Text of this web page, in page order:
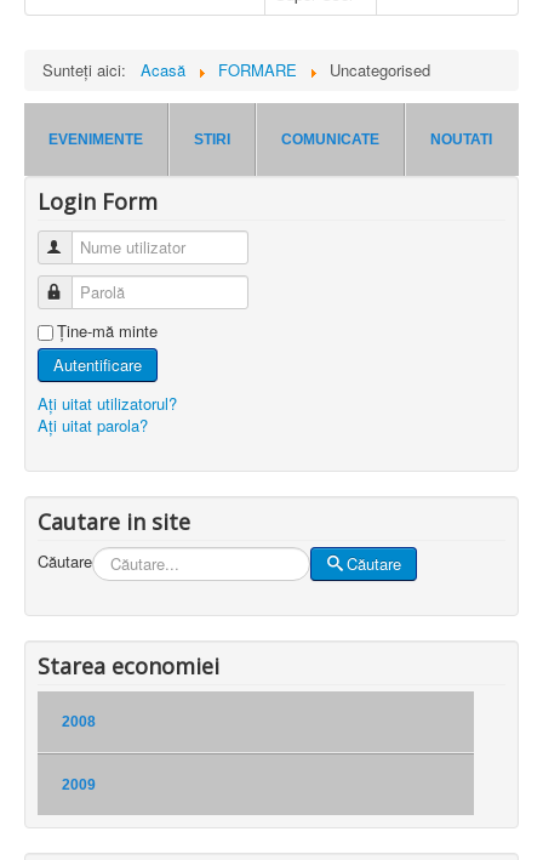
Sunteți aici: Acasă FORMARE Uncategorised
EVENIMENTE STIRI COMUNICATE NOUTATI
Login Form
Nume utilizator
Parolă
Ţine-mă minte
Autentificare
Aţi uitat utilizatorul?
Aţi uitat parola?
Cautare in site
Căutare Căutare
Starea economiei
2008
2009